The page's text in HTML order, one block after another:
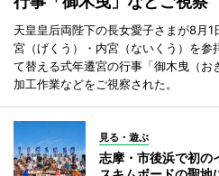
天皇皇后両陛下の長女愛子さまが8月
宮（げくう）・内宮（ないくう）を
て替える式年遷宮の行事「御木曳（
加工作業などをご視察された。
見る・遊ぶ
志摩・市後浜で初